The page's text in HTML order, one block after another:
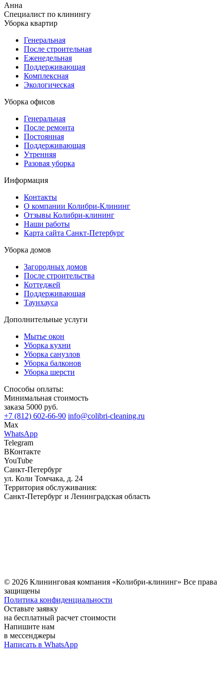
Анна
Специалист по клинингу
Уборка квартир
Генеральная
После строительная
Еженедельная
Поддерживающая
Комплексная
Экологическая
Уборка офисов
Генеральная
После ремонта
Постоянная
Поддерживающая
Утренняя
Разовая уборка
Информация
Контакты
О компании Колибри-Клининг
Отзывы Колибри-клининг
Наши работы
Карта сайта Санкт-Петербург
Уборка домов
Загородных домов
После строительства
Коттеджей
Поддерживающая
Таунхауса
Дополнительные услуги
Мытье окон
Уборка кухни
Уборка санузлов
Уборка балконов
Уборка шерсти
Способы оплаты:
Минимальная стоимость
заказа 5000 руб.
+7 (812) 602-66-90 info@colibri-cleaning.ru
Max
WhatsApp
Telegram
ВКонтакте
YouTube
Санкт-Петербург
ул. Коли Томчака, д. 24
Территория обслуживания:
Санкт-Петербург и Ленинградская область
© 2026 Клининговая компания «Колибри-клининг» Все права
защищены
Политика конфиденциальности
Оставьте заявку
на бесплатный расчет стоимости
Напишите нам
в мессенджеры
Написать в WhatsApp